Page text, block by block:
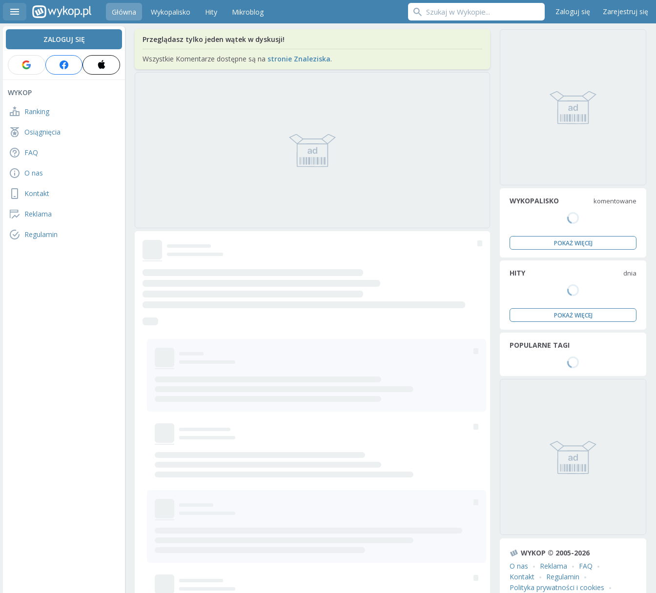
Główna Wykopalisko Hity Mikroblog Zaloguj się Zarejestruj się
ZALOGUJ SIĘ
WYKOP
Ranking
Osiągnięcia
FAQ
O nas
Kontakt
Reklama
Regulamin
Przeglądasz tylko jeden wątek w dyskusji!
Wszystkie Komentarze dostępne są na stronie Znaleziska.
WYKOPALISKO komentowane
POKAŻ WIĘCEJ
HITY dnia
POKAŻ WIĘCEJ
POPULARNE TAGI
WYKOP © 2005-2026
O nas
Reklama
FAQ
Kontakt
Regulamin
Polityka prywatności i cookies